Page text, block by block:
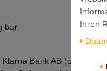
bar.
Bank AB (publ.),
Ihren